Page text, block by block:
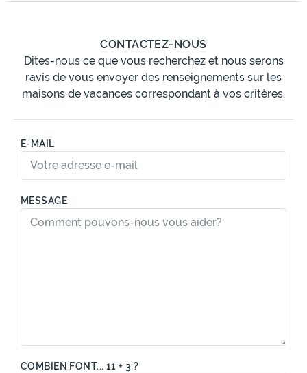
CONTACTEZ-NOUS
Dites-nous ce que vous recherchez et nous serons
ravis de vous envoyer des renseignements sur les
maisons de vacances correspondant à vos critères.
E-MAIL
MESSAGE
COMBIEN FONT... 11 + 3 ?